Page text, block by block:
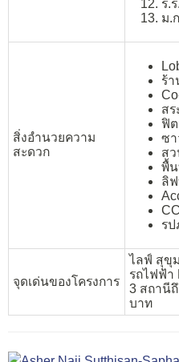
ร.
ม.
สิ่งอำนวยความ
สะดวก
ร้า
สร
ฟิต
ซา
ส
พื้น
ลิ
รป
จุดเด่นของโครงการ
ไลฟ์ สุขุ
รถไฟฟ้า
3 สถานีถึ
บาท